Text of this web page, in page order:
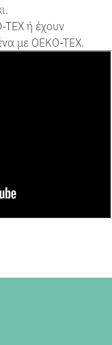
ή έχουν
με OEKO-TEX.